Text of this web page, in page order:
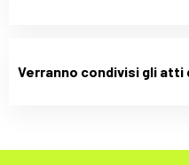
Verranno condivisi gli atti